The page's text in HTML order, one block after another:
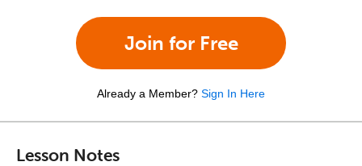
Join for Free
Already a Member? Sign In Here
Lesson Notes